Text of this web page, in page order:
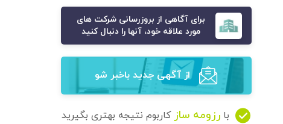
برای آگاهی از بروزرسانی شرکت های
مورد علاقه خود، آنها را دنبال کنید
از آگهی‌ جدید باخبر شو
با رزومه ساز کاربوم نتیجه بهتری بگیرید